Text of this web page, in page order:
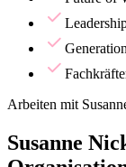
Arbeiten mit
Susanne